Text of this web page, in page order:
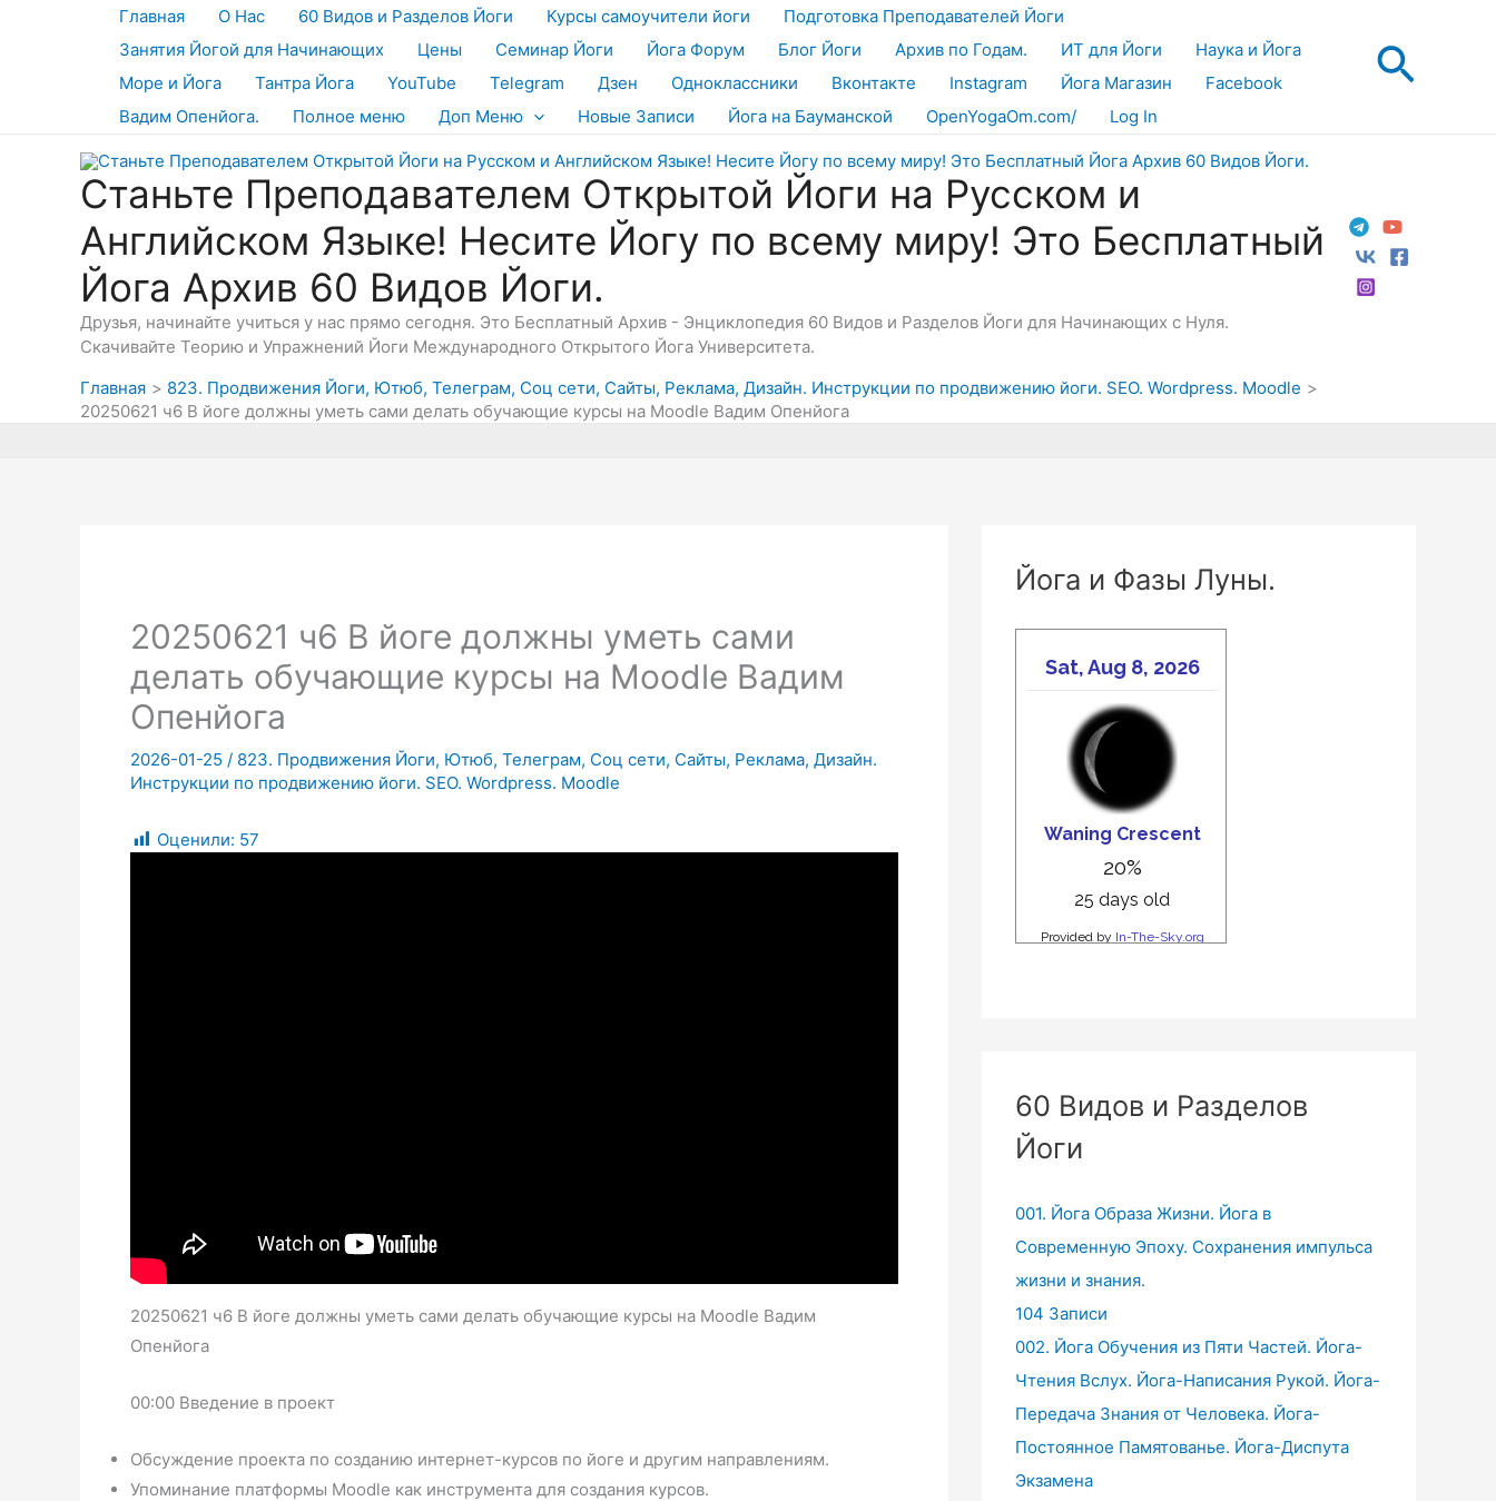
Главная О Нас 60 Видов и Разделов Йоги Курсы самоучители йоги
Подготовка Преподавателей Йоги
Занятия Йогой для Начинающих
Цены Семинар Йоги Йога Форум Блог Йоги Архив по Годам. ИТ для Йоги
Наука и Йога
Море и Йога
Тантра Йога YouTube Telegram Дзен Одноклассники Вконтакте Instagram Йога Магазин
Facebook
Вадим Опенйога.
Полное меню Доп Меню Новые Записи Йога на Бауманской OpenYogaOm.com/ Log In
Станьте Преподавателем Открытой Йоги на Русском и
Английском Языке! Несите Йогу по всему миру! Это Бесплатный
Йога Архив 60 Видов Йоги.
Друзья, начинайте учиться у нас прямо сегодня. Это Бесплатный Архив - Энциклопедия 60 Видов и Разделов Йоги для Начинающих с Нуля.
Скачивайте Теорию и Упражнений Йоги Международного Открытого Йога Университета.
Главная
823. Продвижения Йоги, Ютюб, Телеграм, Соц сети, Сайты, Реклама, Дизайн. Инструкции по продвижению йоги. SEO. Wordpress. Moodle
20250621 ч6 В йоге должны уметь сами делать обучающие курсы на Moodle Вадим Опенйога
20250621 ч6 В йоге должны уметь сами
делать обучающие курсы на Moodle Вадим
Опенйога
2026-01-25 / 823. Продвижения Йоги, Ютюб, Телеграм, Соц сети, Сайты, Реклама, Дизайн.
Инструкции по продвижению йоги. SEO. Wordpress. Moodle
Оценили: 57
20250621 ч6 В йоге должны уметь сами делать обучающие курсы на Moodle Вадим
Опенйога
00:00 Введение в проект
Обсуждение проекта по созданию интернет-курсов по йоге и другим направлениям.
Упоминание платформы Moodle как инструмента для создания курсов.
Йога и Фазы Луны.
60 Видов и Разделов
Йоги
001. Йога Образа Жизни. Йога в
Современную Эпоху. Сохранения импульса
жизни и знания.
104 Записи
002. Йога Обучения из Пяти Частей. Йога-
Чтения Вслух. Йога-Написания Рукой. Йога-
Передача Знания от Человека. Йога-
Постоянное Памятованье. Йога-Диспута
Экзамена